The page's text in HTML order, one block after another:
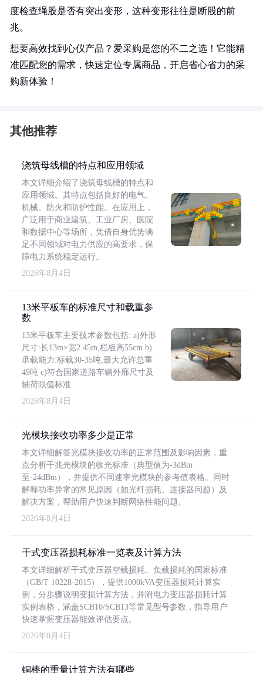
度检查绳股是否有突出变形，这种变形往往是断股的前
兆。
想要高效找到心仪产品？爱采购是您的不二之选！它能精
准匹配您的需求，快速定位专属商品，开启省心省力的采
购新体验！
其他推荐
浇筑母线槽的特点和应用领域
本文详细介绍了浇筑母线槽的特点和
应用领域。其特点包括良好的电气、
机械、防火和防护性能。在应用上，
广泛用于商业建筑、工业厂房、医院
和数据中心等场所，凭借自身优势满
足不同领域对电力供应的高要求，保
障电力系统稳定运行。
2026年8月4日
13米平板车的标准尺寸和载重参
数
13米平板车主要技术参数包括: a)外形
尺寸:长13m×宽2.45m,栏板高55cm b)
承载能力:标载30-35吨,最大允许总重
49吨 c)符合国家道路车辆外廓尺寸及
轴荷限值标准
2026年8月4日
光模块接收功率多少是正常
本文详细解答光模块接收功率的正常范围及影响因素，重
点分析千兆光模块的收光标准（典型值为-3dBm
至-24dBm），并提供不同速率光模块的参考值表格。同时
解释功率异常的常见原因（如光纤损耗、连接器问题）及
解决方案，帮助用户快速判断网络性能问题。
2026年8月4日
干式变压器损耗标准一览表及计算方法
本文详细解析干式变压器空载损耗、负载损耗的国家标准
（GB/T 10228-2015），提供1000kVA变压器损耗计算实
例，分步骤说明变损计算方法，并附电力变压器损耗计算
实例表格，涵盖SCB10/SCB13等常见型号参数，指导用户
快速掌握变压器能效评估要点。
2026年8月4日
铜棒的重量计算方法有哪些